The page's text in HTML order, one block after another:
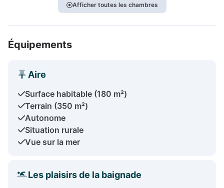
Afficher toutes les chambres
Équipements
Aire
Surface habitable (180 m²)
Terrain (350 m²)
Autonome
Situation rurale
Vue sur la mer
Les plaisirs de la baignade